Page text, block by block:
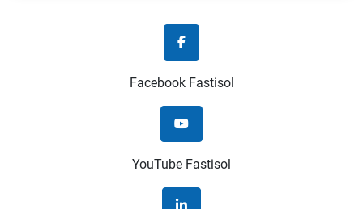
Facebook Fastisol
YouTube Fastisol